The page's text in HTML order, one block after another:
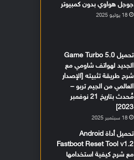
جوجل هواوي بدون كمبيوتر
18 يوليو 2025
تحميل Game Turbo 5.0
الجديد لهواتف شاومي مع
شرح طريقة تثبيته [الإصدار
العالمي من الجيم تربو –
مُحدث بتاريخ 21 نوفمبر
2023]
18 سبتمبر 2025
تحميل أداة Android
Fastboot Reset Tool v1.2
مع شرح كيفية استخدامها